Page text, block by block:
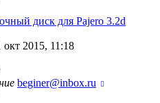
диск для Pajero 3.2d
окт 2015, 11:18
beginer@inbox.ru